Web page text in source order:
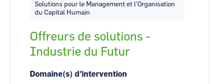
Solutions pour le Management et l'Organisation
du Capital Humain
Offreurs de solutions -
Industrie du Futur
Domaine(s) d'intervention